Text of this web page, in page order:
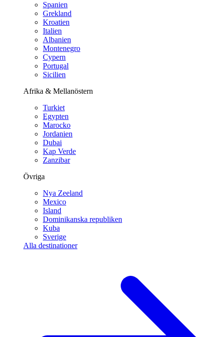
Spanien
Grekland
Kroatien
Italien
Albanien
Montenegro
Cypern
Portugal
Sicilien
Afrika & Mellanöstern
Turkiet
Egypten
Marocko
Jordanien
Dubai
Kap Verde
Zanzibar
Övriga
Nya Zeeland
Mexico
Island
Dominikanska republiken
Kuba
Sverige
Alla destinationer